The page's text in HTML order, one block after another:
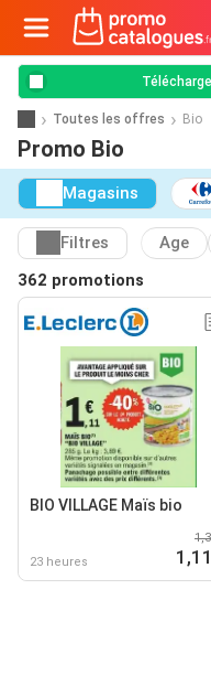
Toutes les offres Bio
Promo Bio
Magasins
Filtres Age
362 promotions
BIO VILLAGE Maïs bio
23 heures